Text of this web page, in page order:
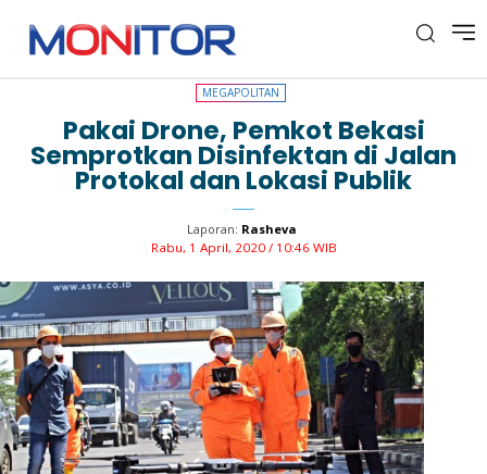
MEGAPOLITAN
MEGAPOLITAN
Pakai Drone, Pemkot Bekasi
Semprotkan Disinfektan di Jalan
Protokal dan Lokasi Publik
Laporan: Rasheva
Rabu, 1 April, 2020 / 10:46 WIB